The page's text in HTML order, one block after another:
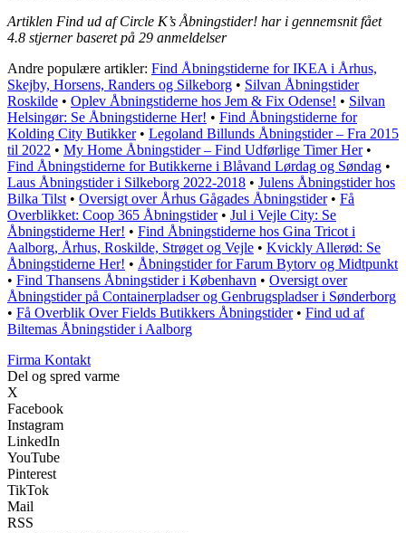
Artiklen Find ud af Circle K’s Åbningstider! har i gennemsnit fået
4.8 stjerner baseret på 29 anmeldelser
Andre populære artikler: Find Åbningstiderne for IKEA i Århus,
Skejby, Horsens, Randers og Silkeborg • Silvan Åbningstider
Roskilde • Oplev Åbningstiderne hos Jem & Fix Odense! • Silvan
Helsingør: Se Åbningstiderne Her! • Find Åbningstiderne for
Kolding City Butikker• Legoland Billunds Åbningstider – Fra 2015
til 2022 • My Home Åbningstider – Find Udførlige Timer Her•
Find Åbningstiderne for Butikkerne i Blåvand Lørdag og Søndag •
Laus Åbningstider i Silkeborg 2022-2018 • Julens Åbningstider hos
Bilka Tilst • Oversigt over Århus Gågades Åbningstider• Få
Overblikket: Coop 365 Åbningstider• Jul i Vejle City: Se
Åbningstiderne Her! • Find Åbningstiderne hos Gina Tricot i
Aalborg, Århus, Roskilde, Strøget og Vejle • Kvickly Allerød: Se
Åbningstiderne Her! • Åbningstider for Farum Bytorv og Midtpunkt
• Find Thansens Åbningstider i København • Oversigt over
Åbningstider på Containerpladser og Genbrugspladser i Sønderborg
• Få Overblik Over Fields Butikkers Åbningstider• Find ud af
Biltemas Åbningstider i Aalborg
Firma Kontakt
Del og spred varme
X
Facebook
Instagram
LinkedIn
YouTube
Pinterest
TikTok
Mail
RSS